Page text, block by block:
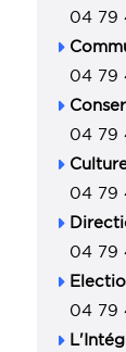
04 79
04 79
04 79
04 79
04 79
04 79